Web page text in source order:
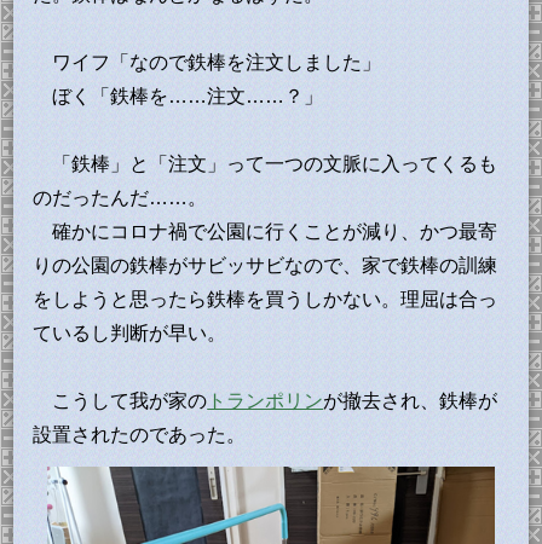
ワイフ「なので鉄棒を注文しました」
ぼく「鉄棒を……注文……？」
「鉄棒」と「注文」って一つの文脈に入ってくるも
のだったんだ……。
確かにコロナ禍で公園に行くことが減り、かつ最寄
りの公園の鉄棒がサビッサビなので、家で鉄棒の訓練
をしようと思ったら鉄棒を買うしかない。理屈は合っ
ているし判断が早い。
こうして我が家の トランポリンが撤去され、鉄棒が
設置されたのであった。